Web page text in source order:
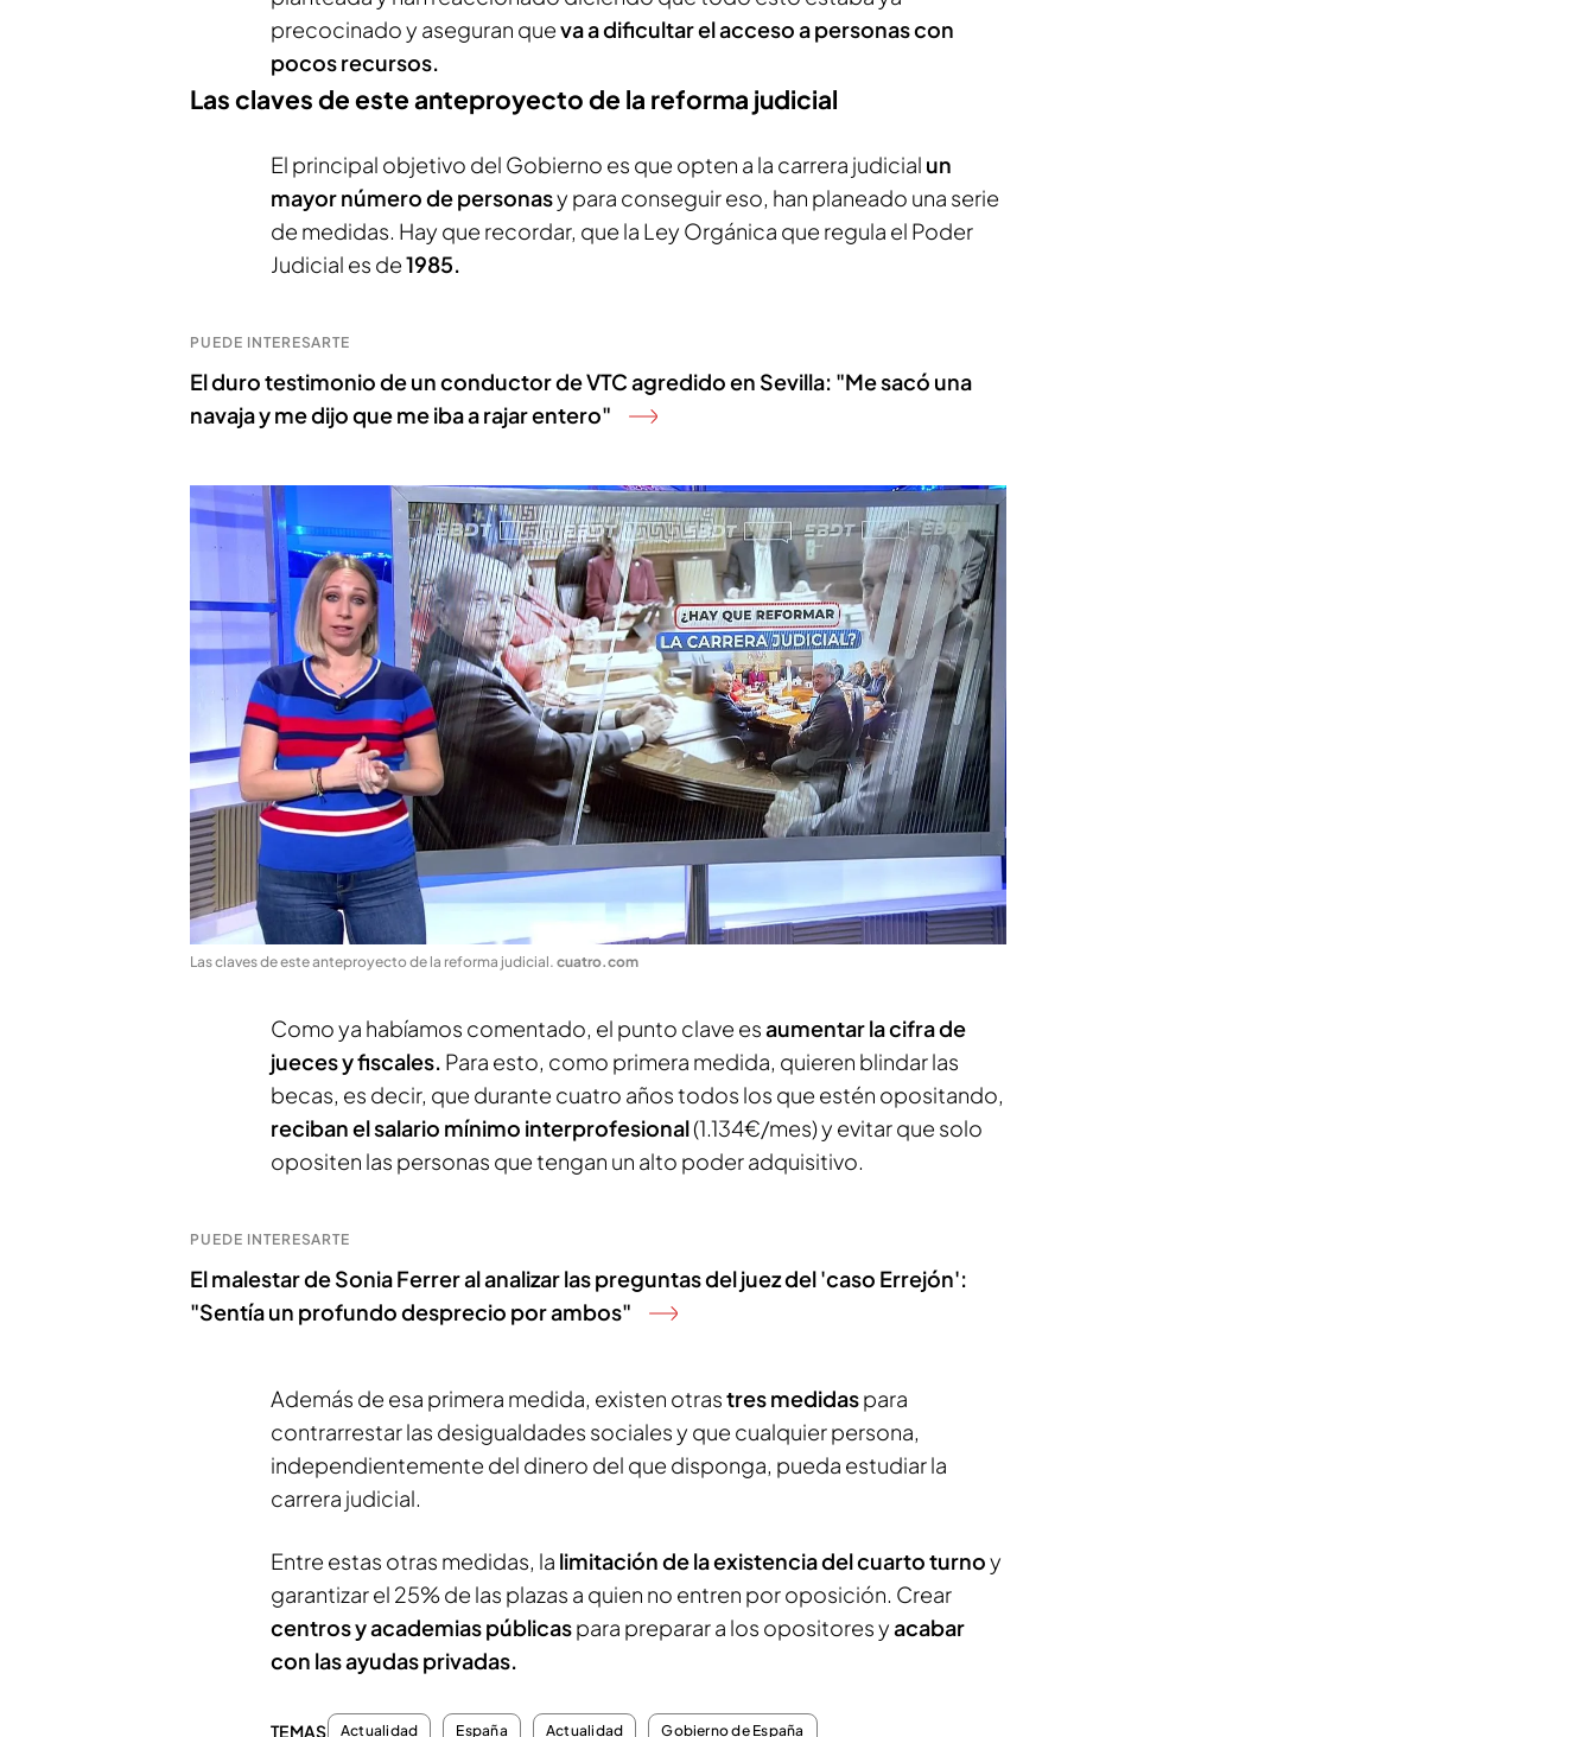
precocinado y aseguran queva a dificultar el acceso a personas con
pocos recursos.
Las claves de este anteproyecto de la reforma judicial
El principal objetivo del Gobierno es que opten a la carrera judicial un
mayor número de personasy para conseguir eso, han planeado una serie
de medidas. Hay que recordar, que la Ley Orgánica que regula el Poder
Judicial es de1985.
PUEDE INTERESARTE
El duro testimonio de un conductor de VTC agredido en Sevilla: "Me sacó una
navaja y me dijo que me iba a rajar entero"
Las claves de este anteproyecto de la reforma judicial. cuatro.com
Como ya habíamos comentado, el punto clave esaumentar la cifra de
jueces y fiscales. Para esto, como primera medida, quieren blindar las
becas, es decir, que durante cuatro años todos los que estén opositando,
reciban el salario mínimo interprofesional(1.134€/mes) y evitar que solo
opositen las personas que tengan un alto poder adquisitivo.
PUEDE INTERESARTE
El malestar de Sonia Ferrer al analizar las preguntas del juez del 'caso Errejón':
"Sentía un profundo desprecio por ambos"
Además de esa primera medida, existen otrastres medidaspara
contrarrestar las desigualdades sociales y que cualquier persona,
independientemente del dinero del que disponga, pueda estudiar la
carrera judicial.
Entre estas otras medidas, la limitación de la existencia del cuarto turnoy
garantizar el 25% de las plazas a quien no entren por oposición. Crear
centros y academias públicaspara preparar a los opositores yacabar
con las ayudas privadas.
TEMAS Actualidad España Actualidad Gobierno de España